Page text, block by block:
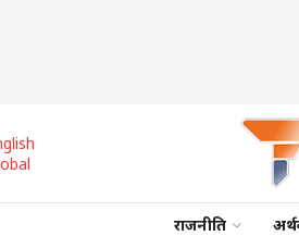
राजनीति